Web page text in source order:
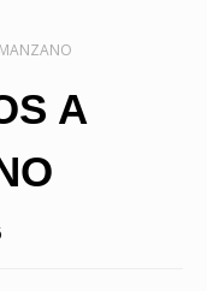
MANZANO
A